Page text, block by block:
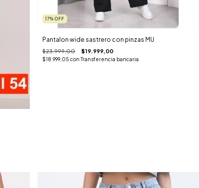
17%OFF
Pantalon wide sastrero con pinzas MU
$23.999,00 $19.999,00
$18.999,05con Transferencia bancaria